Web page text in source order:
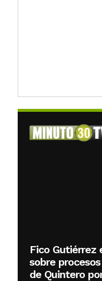
Fico Gutiérrez
sobre
de Quintero